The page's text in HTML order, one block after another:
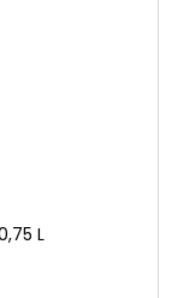
L